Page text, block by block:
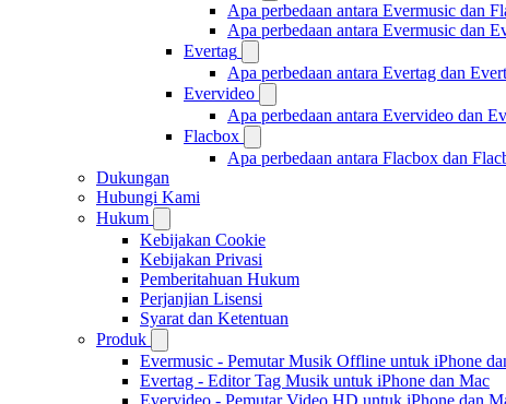
Apa perbedaan antara Evermusic dan
Apa perbedaan antara Evermusic dan
Evertag
Apa perbedaan antara Evertag dan
Evervideo
Apa perbedaan antara Evervideo dan
Flacbox
Apa perbedaan antara Flacbox dan
Dukungan
Hubungi Kami
Hukum
Kebijakan Cookie
Kebijakan Privasi
Pemberitahuan Hukum
Perjanjian Lisensi
Syarat dan Ketentuan
Produk
Evermusic - Pemutar Musik Offline untuk iPhone
Evertag - Editor Tag Musik untuk iPhone dan Mac
Evervideo - Pemutar Video HD untuk iPhone dan